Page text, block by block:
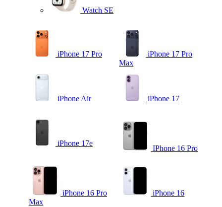
Watch SE
iPhone 17 Pro
iPhone 17 Pro
Max
iPhone Air iPhone 17
iPhone 17e
IPhone 16 Pro
iPhone 16 Pro
Max
iPhone 16